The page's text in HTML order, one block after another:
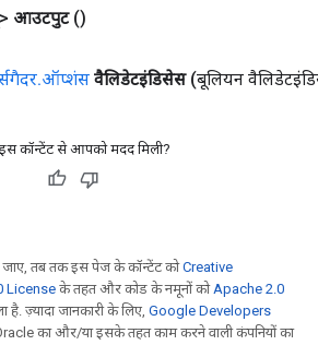
आउटपुट ()
.ऑप्शंस वैलिडेटइंडिसेस (बूलियन
कॉन्टेंट से आपको मदद मिली?
तब तक इस पेज के कॉन्टेंट कोCreative
License के तहत और कोड के नमूनों कोApache 2.0
ज़्यादा जानकारी के लिए, Google Developers
का और/या इसके तहत काम करने वाली कंपनियों का